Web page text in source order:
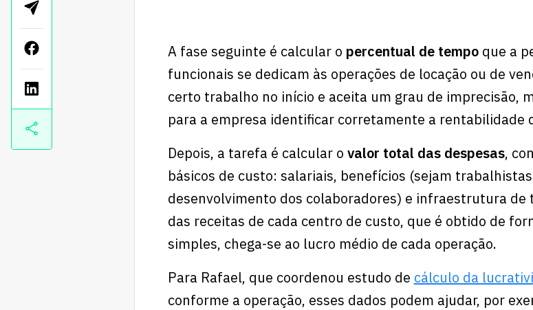
A fase seguinte é calcular o percentual de tempo que a
funcionais se dedicam às operações de locação ou de
certo trabalho no início e aceita um grau de imprecisão,
para a empresa identificar corretamente a rentabilidade
Depois, a tarefa é calcular o valor total das despesas,
básicos de custo: salariais, benefícios (sejam
desenvolvimento dos colaboradores) e infraestrutura de
das receitas de cada centro de custo, que é obtido de
simples, chega-se ao lucro médio de cada operação.
Para Rafael, que coordenou estudo de cálculo da
conforme a operação, esses dados podem ajudar, por